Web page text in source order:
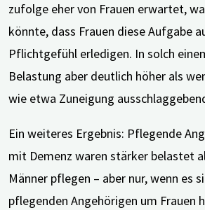
zufolge eher von Frauen erwartet,
könnte, dass Frauen diese Aufgabe
Pflichtgefühl erledigen. In solch
Belastung aber deutlich höher als
wie etwa Zuneigung
Ein weiteres Ergebnis: Pflegende
mit Demenz waren stärker belastet
Männer pflegen – aber nur, wenn es
pflegenden Angehörigen um Frauen